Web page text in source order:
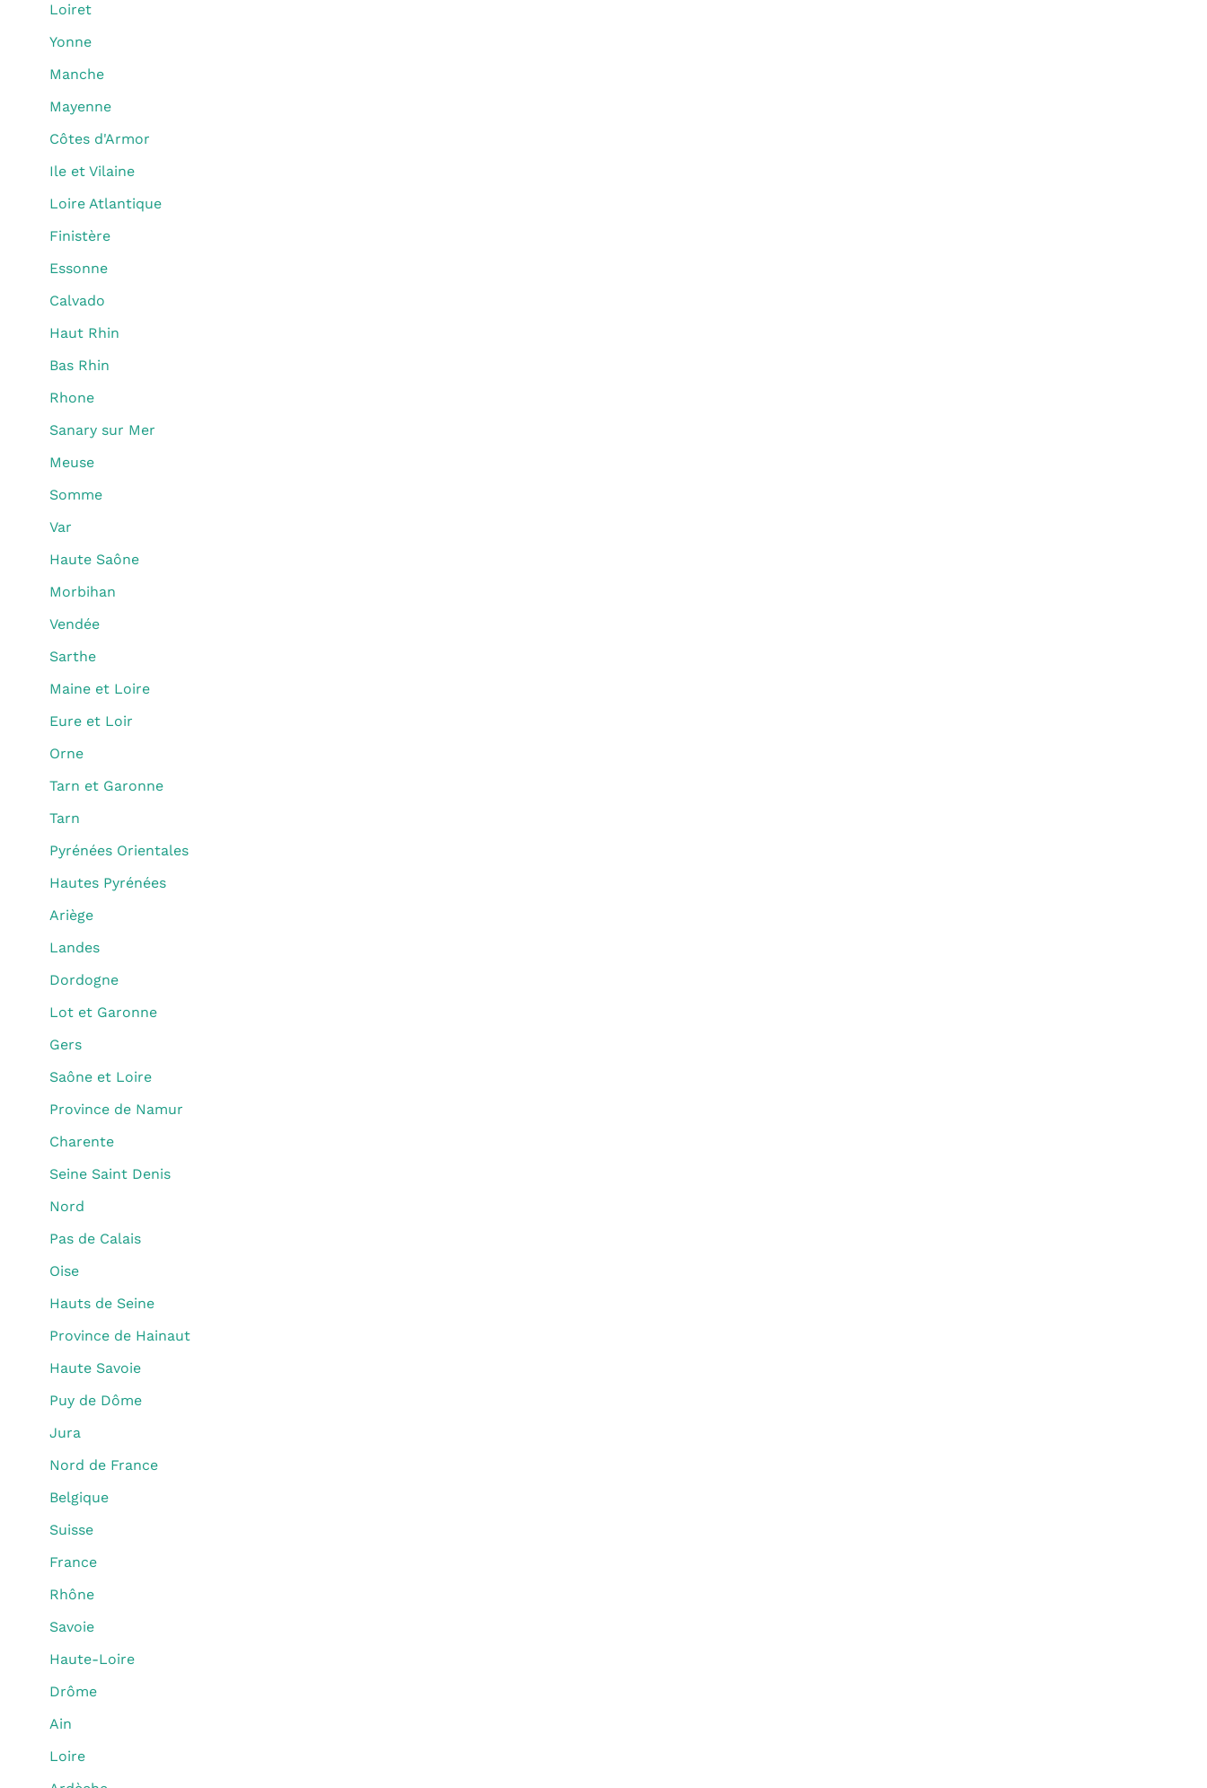
Loiret
Yonne
Manche
Mayenne
Côtes d'Armor
Ile et Vilaine
Loire Atlantique
Finistère
Essonne
Calvado
Haut Rhin
Bas Rhin
Rhone
Sanary sur Mer
Meuse
Somme
Var
Haute Saône
Morbihan
Vendée
Sarthe
Maine et Loire
Eure et Loir
Orne
Tarn et Garonne
Tarn
Pyrénées Orientales
Hautes Pyrénées
Ariège
Landes
Dordogne
Lot et Garonne
Gers
Saône et Loire
Province de Namur
Charente
Seine Saint Denis
Nord
Pas de Calais
Oise
Hauts de Seine
Province de Hainaut
Haute Savoie
Puy de Dôme
Jura
Nord de France
Belgique
Suisse
France
Rhône
Savoie
Haute-Loire
Drôme
Ain
Loire